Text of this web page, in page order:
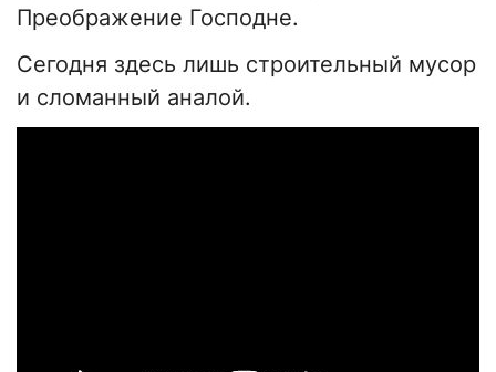
Преображение Господне.
Сегодня здесь лишь строительный мусор
и сломанный аналой.